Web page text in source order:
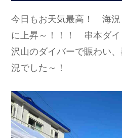
今日もお天気最高！ 海
に上昇～！！！ 串本ダイ
沢山のダイバーで賑わい
況でした～！